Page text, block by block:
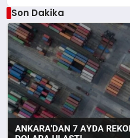
Son Dakika